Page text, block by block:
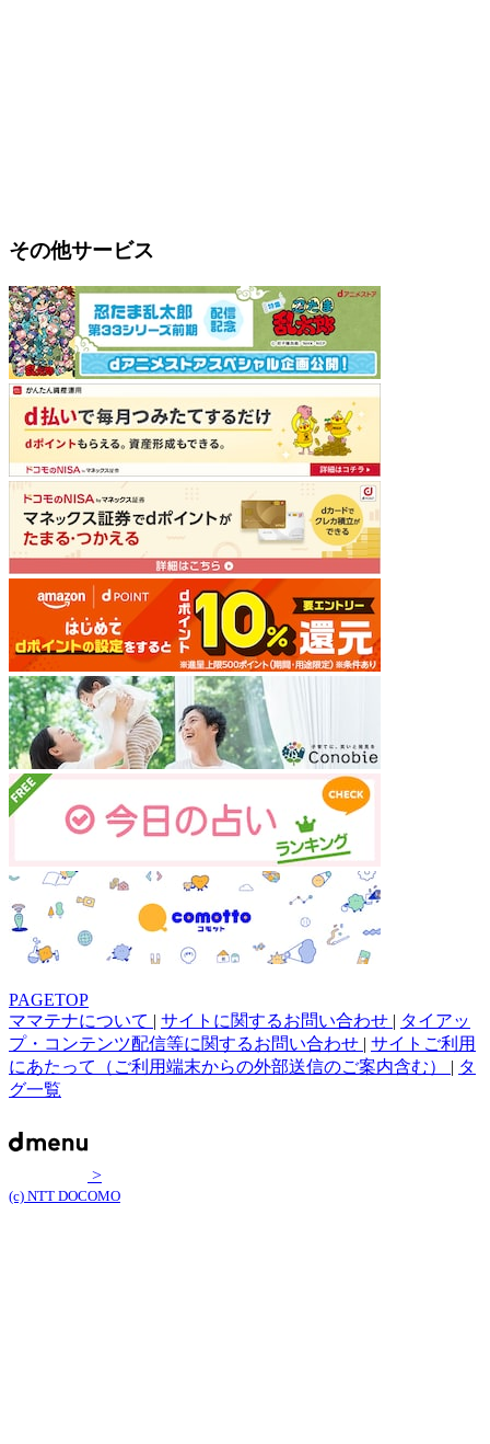
その他サービス
PAGETOP
ママテナについて | サイトに関するお問い合わせ | タイアッ
プ・コンテンツ配信等に関するお問い合わせ | サイトご利用
にあたって（ご利用端末からの外部送信のご案内含む） | タ
グ一覧
>
(c) NTT DOCOMO